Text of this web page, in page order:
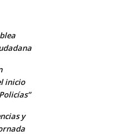
inicio
y